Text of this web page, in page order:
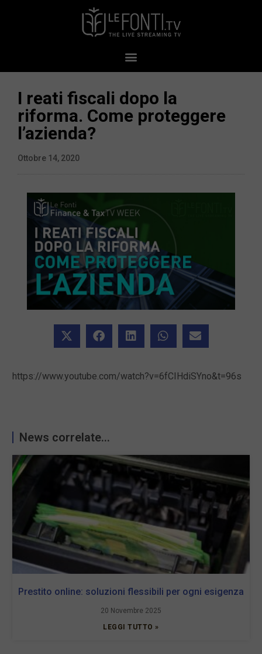
I reati fiscali dopo la
riforma. Come proteggere
l’azienda?
Ottobre 14, 2020
https://www.youtube.com/watch?v=6fCIHdiSYno&t=96s
News correlate...
Prestito online: soluzioni flessibili per ogni esigenza
20 Novembre 2025
LEGGI TUTTO »